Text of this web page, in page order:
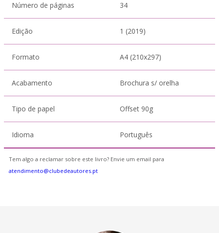
Número de páginas 34
Edição 1 (2019)
Formato A4 (210x297)
Acabamento Brochura s/ orelha
Tipo de papel Offset 90g
Idioma Português
Tem algo a reclamar sobre este livro? Envie um email para
atendimento@clubedeautores.pt